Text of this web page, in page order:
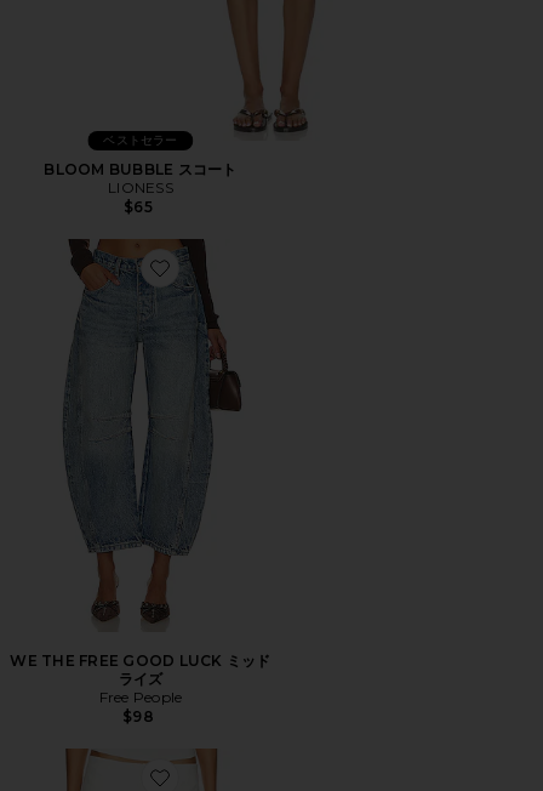
ベストセラー
BLOOM BUBBLE スコート
LIONESS
$65
Favorite WE THE FREE GOOD LUCK ミッドライズ
WE THE FREE GOOD LUCK ミッド
ライズ
Free People
$98